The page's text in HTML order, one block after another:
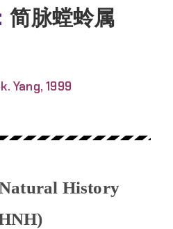
简脉螳蛉属
Yang, 1999
History